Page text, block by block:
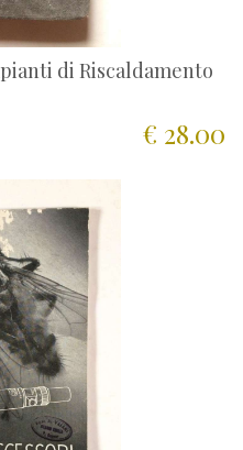
di Riscaldamento
€ 28.00